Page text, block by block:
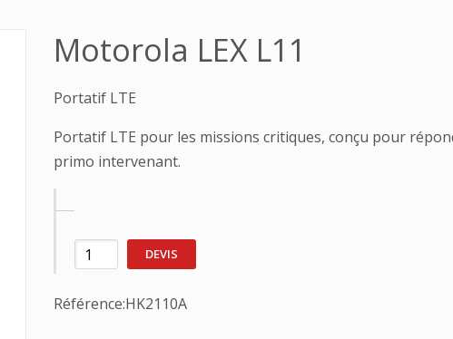
Motorola LEX L11
Portatif LTE
Portatif LTE pour les missions critiques, conçu pour
primo intervenant.
DEVIS
Référence:HK2110A